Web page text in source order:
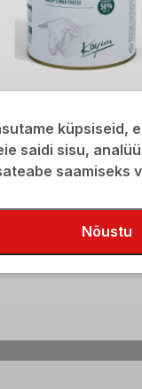
400g
küpsiseid,
saidi sisu,
saamiseks
Nõustu